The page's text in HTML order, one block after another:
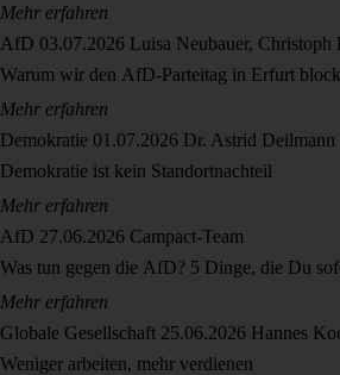
Mehr erfahren
AfD 03.07.2026 Luisa Neubauer, Christoph
Warum wir den AfD-Parteitag in Erfurt
Mehr erfahren
Demokratie 01.07.2026 Dr. Astrid Deilmann
Demokratie ist kein Standortnachteil
Mehr erfahren
AfD 27.06.2026 Campact-Team
Was tun gegen die AfD? 5 Dinge, die Du
Mehr erfahren
Globale Gesellschaft 25.06.2026 Hannes
Weniger arbeiten, mehr verdienen